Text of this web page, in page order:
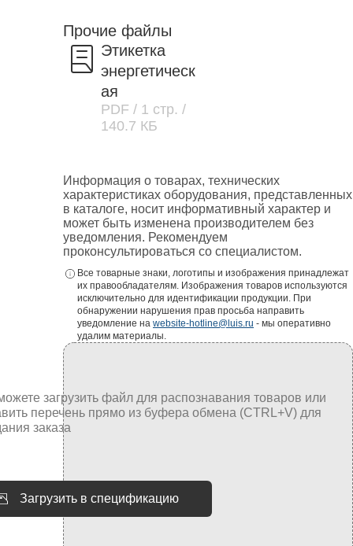
Прочие файлы
Этикетка
энергетическ
ая
PDF / 1 стр. /
140.7 КБ
Информация о товарах, технических
характеристиках оборудования, представленных
в каталоге, носит информативный характер и
может быть изменена производителем без
уведомления. Рекомендуем
проконсультироваться со специалистом.
Все товарные знаки, логотипы и изображения принадлежат
их правообладателям. Изображения товаров используются
исключительно для идентификации продукции. При
обнаружении нарушения прав просьба направить
уведомление на website-hotline@luis.ru - мы оперативно
удалим материалы.
Загрузить в спецификацию